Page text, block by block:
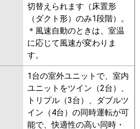
切替えられます（床置形
（ダクト形）のみ1段階）。
＊風速自動のときは、室温
に応じて風速が変わりま
す。
1台の室外ユニットで、室内
ユニットをツイン（2台）、
トリプル（3台）、ダブルツ
イン（4台）の同時運転が可
能で、快適性の高い同時・